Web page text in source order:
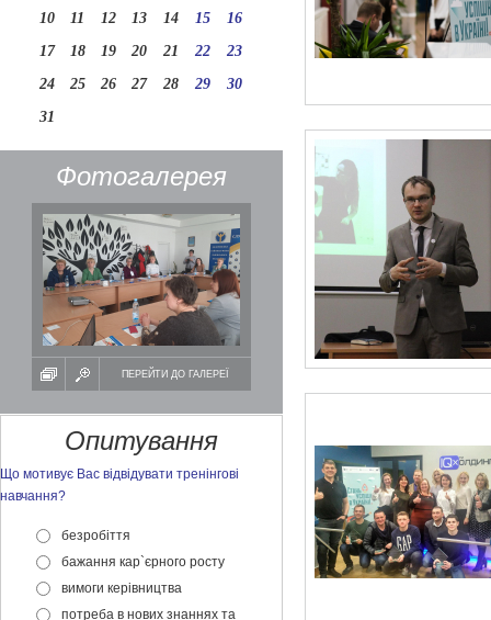
10
11 12 13 14 15
16
17
18 19 20 21 22
23
24
25 26 27 28 29
30
31
Фотогалерея
ПЕРЕЙТИ ДО ГАЛЕРЕЇ
Опитування
Що мотивує Вас відвідувати тренінгові
навчання?
безробіття
бажання кар`єрного росту
вимоги керівництва
потреба в нових знаннях та